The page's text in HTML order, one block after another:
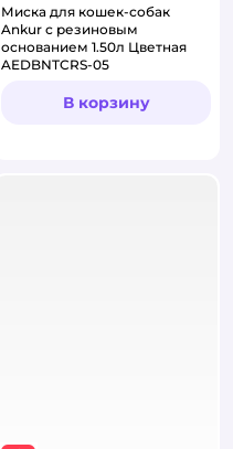
Миска для кошек-собак
Ankur с резиновым
основанием 1.50л Цветная
AEDBNTCRS-05
В корзину